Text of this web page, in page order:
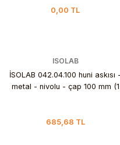
0,00 TL
ISOLAB
İSOLAB 042.04.100 huni askısı -
metal - nivolu - çap 100 mm (1
685,68 TL